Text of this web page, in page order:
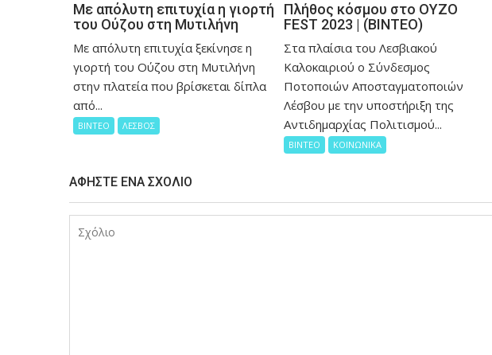
Με απόλυτη επιτυχία η γιορτή
του Ούζου στη Μυτιλήνη
Με απόλυτη επιτυχία ξεκίνησε η
γιορτή του Ούζου στη Μυτιλήνη
στην πλατεία που βρίσκεται δίπλα
από...
ΒΙΝΤΕΟ ΛΕΣΒΟΣ
Πλήθος κόσμου στο ΟΥΖΟ
FEST 2023 | (ΒΙΝΤΕΟ)
Στα πλαίσια του Λεσβιακού
Καλοκαιριού ο Σύνδεσμος
Ποτοποιών Αποσταγματοποιών
Λέσβου με την υποστήριξη της
Αντιδημαρχίας Πολιτισμού...
ΒΙΝΤΕΟ ΚΟΙΝΩΝΙΚΑ
ΑΦΉΣΤΕ ΈΝΑ ΣΧΌΛΙΟ